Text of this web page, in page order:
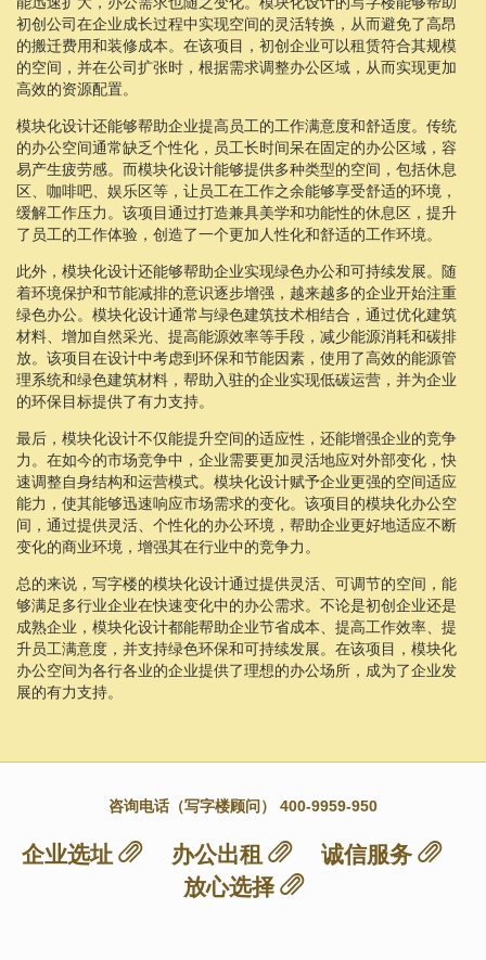
初创公司在企业成长过程中实现空间的灵活转换，从而避免了高昂
的搬迁费用和装修成本。在该项目，初创企业可以租赁符合其规模
的空间，并在公司扩张时，根据需求调整办公区域，从而实现更加
高效的资源配置。
模块化设计还能够帮助企业提高员工的工作满意度和舒适度。传统
的办公空间通常缺乏个性化，员工长时间呆在固定的办公区域，容
易产生疲劳感。而模块化设计能够提供多种类型的空间，包括休息
区、咖啡吧、娱乐区等，让员工在工作之余能够享受舒适的环境，
缓解工作压力。该项目通过打造兼具美学和功能性的休息区，提升
了员工的工作体验，创造了一个更加人性化和舒适的工作环境。
此外，模块化设计还能够帮助企业实现绿色办公和可持续发展。随
着环境保护和节能减排的意识逐步增强，越来越多的企业开始注重
绿色办公。模块化设计通常与绿色建筑技术相结合，通过优化建筑
材料、增加自然采光、提高能源效率等手段，减少能源消耗和碳排
放。该项目在设计中考虑到环保和节能因素，使用了高效的能源管
理系统和绿色建筑材料，帮助入驻的企业实现低碳运营，并为企业
的环保目标提供了有力支持。
最后，模块化设计不仅能提升空间的适应性，还能增强企业的竞争
力。在如今的市场竞争中，企业需要更加灵活地应对外部变化，快
速调整自身结构和运营模式。模块化设计赋予企业更强的空间适应
能力，使其能够迅速响应市场需求的变化。该项目的模块化办公空
间，通过提供灵活、个性化的办公环境，帮助企业更好地适应不断
变化的商业环境，增强其在行业中的竞争力。
总的来说，写字楼的模块化设计通过提供灵活、可调节的空间，能
够满足多行业企业在快速变化中的办公需求。不论是初创企业还是
成熟企业，模块化设计都能帮助企业节省成本、提高工作效率、提
升员工满意度，并支持绿色环保和可持续发展。在该项目，模块化
办公空间为各行各业的企业提供了理想的办公场所，成为了企业发
展的有力支持。
咨询电话（写字楼顾问） 400-9959-950
企业选址 办公出租
诚信服务
放心选择